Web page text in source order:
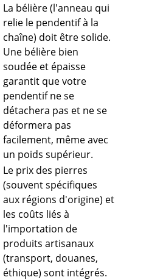
La bélière (l'anneau qui
relie le pendentif à la
chaîne) doit être solide.
Une bélière bien
soudée et épaisse
garantit que votre
pendentif ne se
détachera pas et ne se
déformera pas
facilement, même avec
un poids supérieur.
Le prix des pierres
(souvent spécifiques
aux régions d'origine) et
les coûts liés à
l'importation de
produits artisanaux
(transport, douanes,
éthique) sont intégrés.